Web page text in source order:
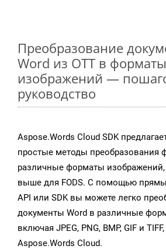
Преобразование
Word из OTT в форматы
изображений —
руководство
Aspose.Words Cloud SDK
простые методы преобразования
различные форматы
выше для FODS. С помощью
API или SDK вы можете легко
документы Word в различные
включая JPEG, PNG, BMP, GIF и
Aspose.Words Cloud.